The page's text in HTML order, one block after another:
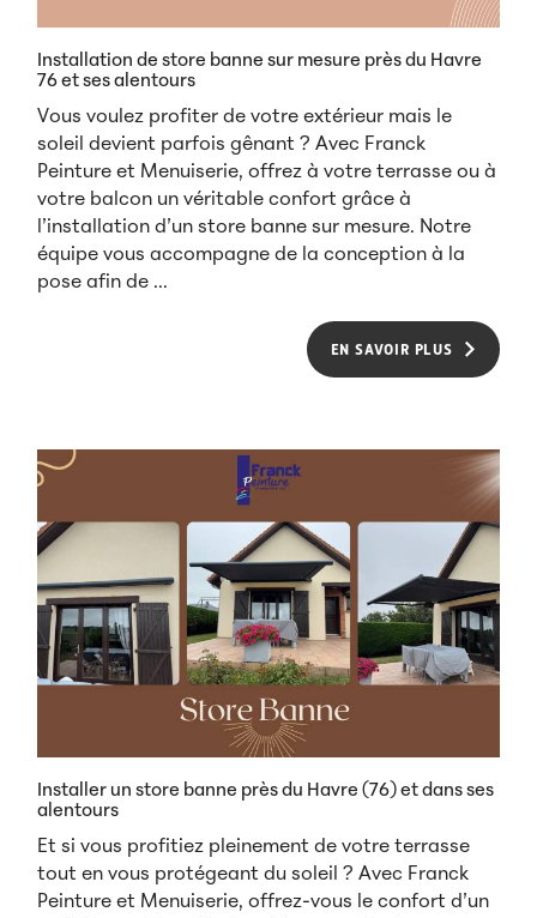
Installation de store banne sur mesure près du Havre
76 et ses alentours
Vous voulez profiter de votre extérieur mais le
soleil devient parfois gênant ? Avec Franck
Peinture et Menuiserie, offrez à votre terrasse ou à
votre balcon un véritable confort grâce à
l’installation d’un store banne sur mesure. Notre
équipe vous accompagne de la conception à la
pose afin de ...
EN SAVOIR PLUS
Installer un store banne près du Havre (76) et dans ses
alentours
Et si vous profitiez pleinement de votre terrasse
tout en vous protégeant du soleil ? Avec Franck
Peinture et Menuiserie, offrez-vous le confort d’un